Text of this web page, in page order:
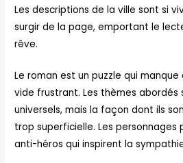
Les descriptions de la ville sont si
surgir de la page, emportant le
rêve.
Le roman est un puzzle qui
vide frustrant. Les thèmes
universels, mais la façon dont ils
trop superficielle. Les personnages
anti-héros qui inspirent la